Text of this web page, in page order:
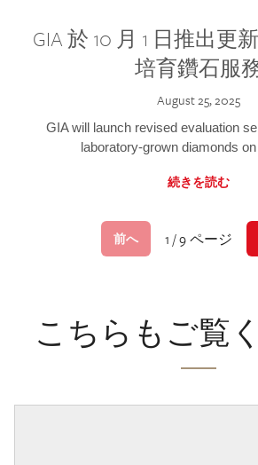
GIA 於 10 月 1 日推出更
培育鑽石服
August 25, 2025
GIA will launch revised evaluation
laboratory-grown diamonds
続きを読む
前へ 1 / 9 ページ
こちらもご覧